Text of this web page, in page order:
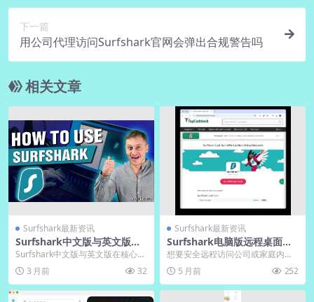
下一篇
用公司代理访问Surfshark官网会弹出合规警告吗
相关文章
Surfshark最新资讯
Surfshark中文版与英文版功
能差异对比分析
Surfshark中文版与英文版在核心VP
N功能上基本一致，均支持无限设
备连接与...
3 月前 32
Surfshark最新资讯
Surfshark电脑版远程桌面连
接VPN内网方案
想要安全远程访问公司或家庭内网
资源？无需复杂设置端口映射，利
用Surfshark...
5 月前 252